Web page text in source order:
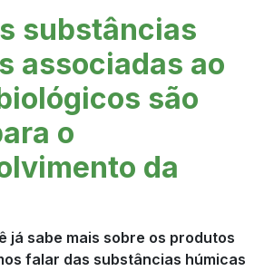
substâncias
associadas ao
são
o
da
já sabe mais sobre os produtos
falar das substâncias húmicas